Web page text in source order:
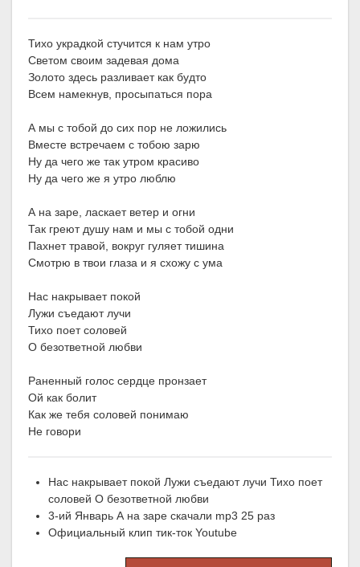
Тихо украдкой стучится к нам утро
Светом своим задевая дома
Золото здесь разливает как будто
Всем намекнув, просыпаться пора
А мы с тобой до сих пор не ложились
Вместе встречаем с тобою зарю
Ну да чего же так утром красиво
Ну да чего же я утро люблю
А на заре, ласкает ветер и огни
Так греют душу нам и мы с тобой одни
Пахнет травой, вокруг гуляет тишина
Смотрю в твои глаза и я схожу с ума
Нас накрывает покой
Лужи съедают лучи
Тихо поет соловей
О безответной любви
Раненный голос сердце пронзает
Ой как болит
Как же тебя соловей понимаю
Не говори
Нас накрывает покой Лужи съедают лучи Тихо поет
соловей О безответной любви
3-ий Январь А на заре скачали mp3 25 раз
Официальный клип тик-ток Youtube